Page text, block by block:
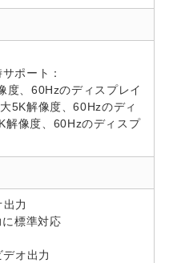
ポート：
、60Hzのディスプレイ
5K解像度、60Hzのディ
解像度、60Hzのディスプ
力
標準対応
オ出力